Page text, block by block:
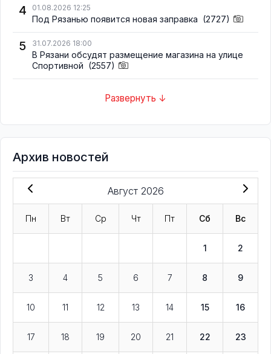
4 01.08.2026 12:25
Под Рязанью появится новая заправка (2727)
5 31.07.2026 18:00
В Рязани обсудят размещение магазина на улице
Спортивной (2557)
Развернуть ↓
Архив новостей
Август 2026
Пн Вт Ср Чт Пт Сб Вс
1 2
3 4 5 6 7 8 9
10 11 12 13 14 15 16
17 18 19 20 21 22 23